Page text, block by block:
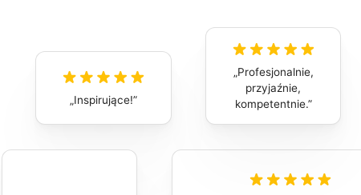
Inspirujące!
Profesjonalnie,
przyjaźnie,
kompetentnie.